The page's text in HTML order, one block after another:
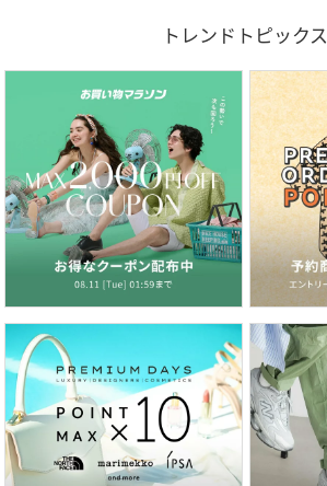
トレンドトピックス